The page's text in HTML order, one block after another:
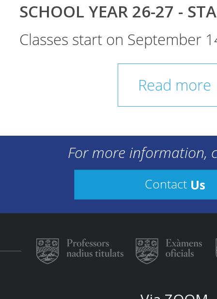
SCHOOL YEAR 26-27 -
Classes start on September
Read more
For more information,
Contact Us